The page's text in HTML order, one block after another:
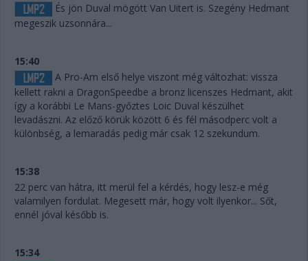
És jön Duval mögött Van Uitert is. Szegény Hedmant
megeszik uzsonnára...
15:40
A Pro-Am első helye viszont még változhat: vissza
kellett rakni a DragonSpeedbe a bronz licenszes Hedmant, akit
így a korábbi Le Mans-győztes Loic Duval készülhet
levadászni. Az előző körük között 6 és fél másodperc volt a
különbség, a lemaradás pedig már csak 12 szekundum.
15:38
22 perc van hátra, itt merül fel a kérdés, hogy lesz-e még
valamilyen fordulat. Megesett már, hogy volt ilyenkor... Sőt,
ennél jóval később is.
15:34